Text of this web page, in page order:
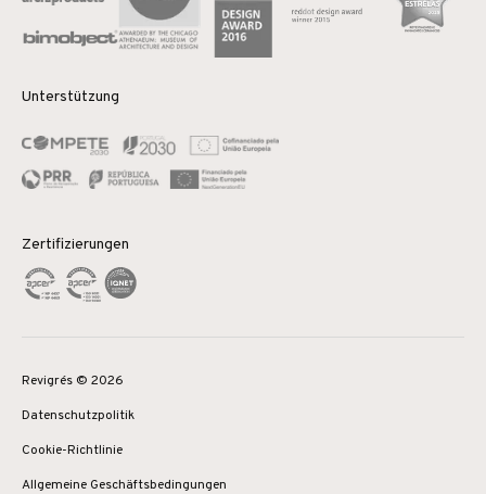
Unterstützung
Zertifizierungen
Revigrés © 2026
Datenschutzpolitik
Cookie-Richtlinie
Allgemeine Geschäftsbedingungen